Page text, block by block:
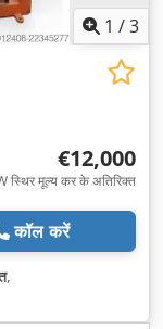
1 /3
€12,000
स्थिर मूल्य कर के अतिरिक्त
कॉल करें
,